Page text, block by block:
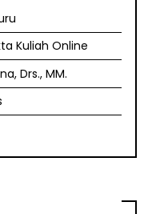
Kuliah Online
Drs., MM.